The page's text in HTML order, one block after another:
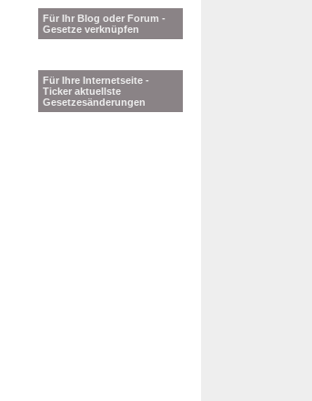
Für Ihr Blog oder Forum -
Gesetze verknüpfen
Für Ihre Internetseite -
Ticker aktuellste
Gesetzesänderungen